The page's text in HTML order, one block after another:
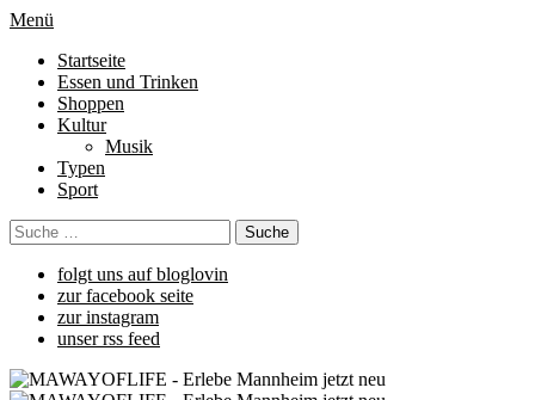
Menü
Startseite
Essen und Trinken
Shoppen
Kultur
Musik
Typen
Sport
folgt uns auf bloglovin
zur facebook seite
zur instagram
unser rss feed